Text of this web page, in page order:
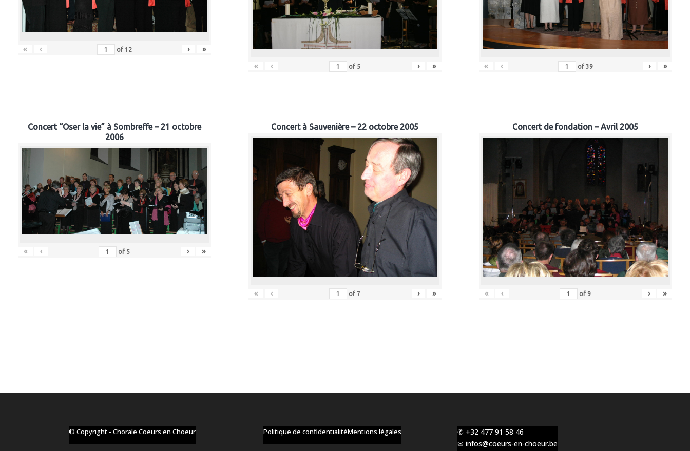
« ‹ of 12 › »
« ‹ of 5 › » « ‹ of 39 › »
Concert “Oser la vie” à Sombreffe – 21 octobre
2006
« ‹ of 5 › »
Concert à Sauvenière – 22 octobre 2005
« ‹ of 7 › »
Concert de fondation – Avril 2005
« ‹ of 9 › »
© Copyright - Chorale Coeurs en Choeur Politique de confidentialitéMentions légales
✆ +32 477 91 58 46
✉ infos@coeurs-en-choeur.be